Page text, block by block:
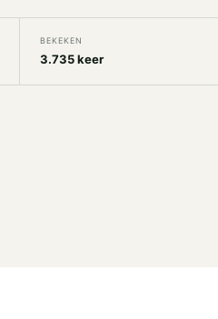
BEKEKEN
3.735 keer